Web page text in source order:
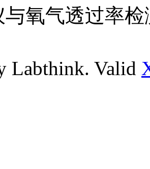
与氧气透过率
Labthink. Valid